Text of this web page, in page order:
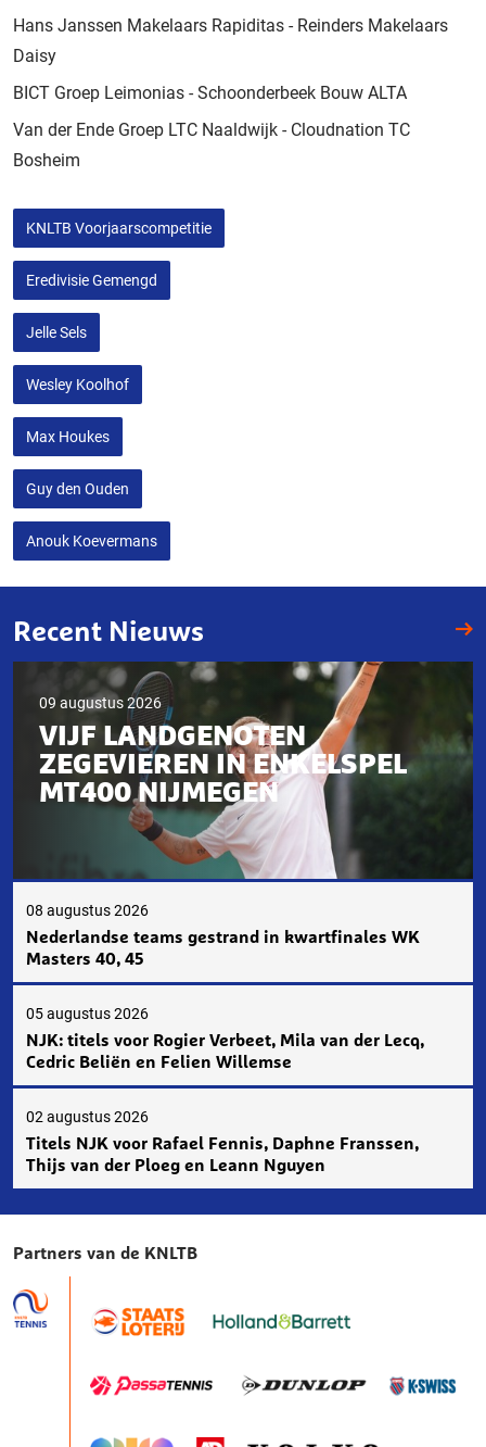
Hans Janssen Makelaars Rapiditas - Reinders Makelaars
Daisy
BICT Groep Leimonias - Schoonderbeek Bouw ALTA
Van der Ende Groep LTC Naaldwijk - Cloudnation TC
Bosheim
KNLTB Voorjaarscompetitie
Eredivisie Gemengd
Jelle Sels
Wesley Koolhof
Max Houkes
Guy den Ouden
Anouk Koevermans
Recent Nieuws
09 augustus 2026
VIJF LANDGENOTEN
ZEGEVIEREN IN ENKELSPEL
MT400 NIJMEGEN
08 augustus 2026
Nederlandse teams gestrand in kwartfinales WK
Masters 40, 45
05 augustus 2026
NJK: titels voor Rogier Verbeet, Mila van der Lecq,
Cedric Beliën en Felien Willemse
02 augustus 2026
Titels NJK voor Rafael Fennis, Daphne Franssen,
Thijs van der Ploeg en Leann Nguyen
Partners van de KNLTB